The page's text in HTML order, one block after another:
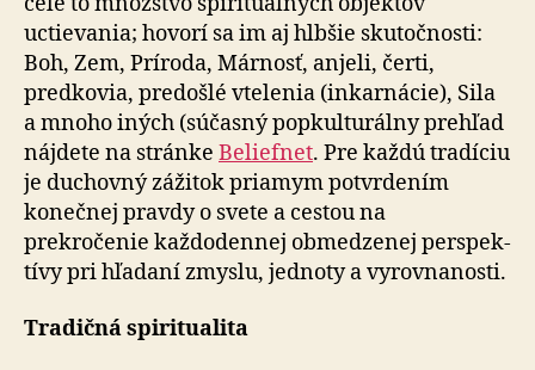
uctievania; ho­vo­rí sa im aj hlbšie skutočnosti:
Boh, Zem, Príroda, Márnosť, anjeli, čerti,
predkovia, predošlé vtelenia (inkarnácie), Sila
a mnoho iných (súčasný popkulturálny prehľad
náj­de­te na stránke Beliefnet. Pre každú tradíciu
je duchovný zážitok priamym potvrdením
konečnej pravdy o svete a cestou na
prekročenie každodennej obmedzenej per­spek­
tí­vy pri hľadaní zmyslu, jednoty a vyrovnanosti.
Tradičná spiritualita